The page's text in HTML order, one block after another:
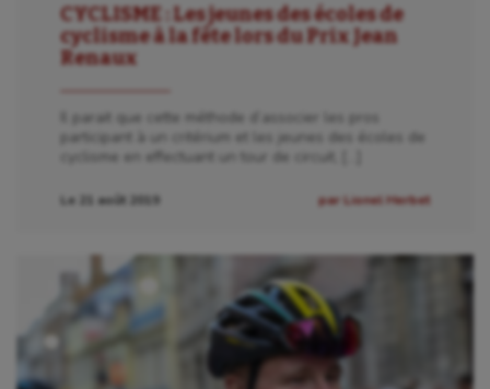
CYCLISME : Les jeunes des écoles de
cyclisme à la fête lors du Prix Jean
Renaux
Il parait que cette méthode d’associer les pros
participant à un critérium et les jeunes des écoles de
cyclisme en effectuant un tour de circuit, […]
Le 21 août 2019 par Lionel Herbet